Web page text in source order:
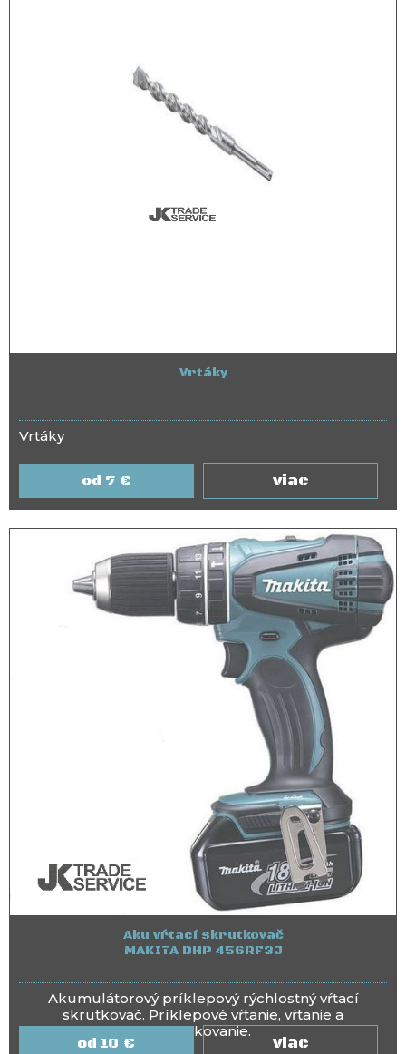
Vrtáky
Vrtáky
7€ viac
Aku vŕtací skrutkovač
MAKITA DHP 456RF3J
Akumulátorový príklepový rýchlostný vŕtací
skrutkovač. Príklepové vŕtanie, vŕtanie a
skrutkovanie.
10 € viac